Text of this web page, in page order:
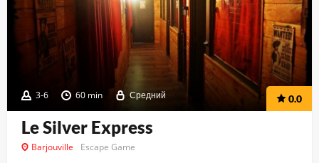
3-6 60 min Средний 0.0
Le Silver Express
Barjouville Escape Game